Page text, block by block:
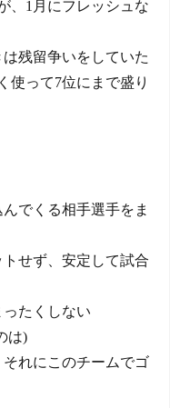
、1月にフレッシュな
残留争いをしていた
使って7位にまで盛り
でくる相手選手をま
せず、安定して試合
たくしない
は)
れにこのチームでゴ